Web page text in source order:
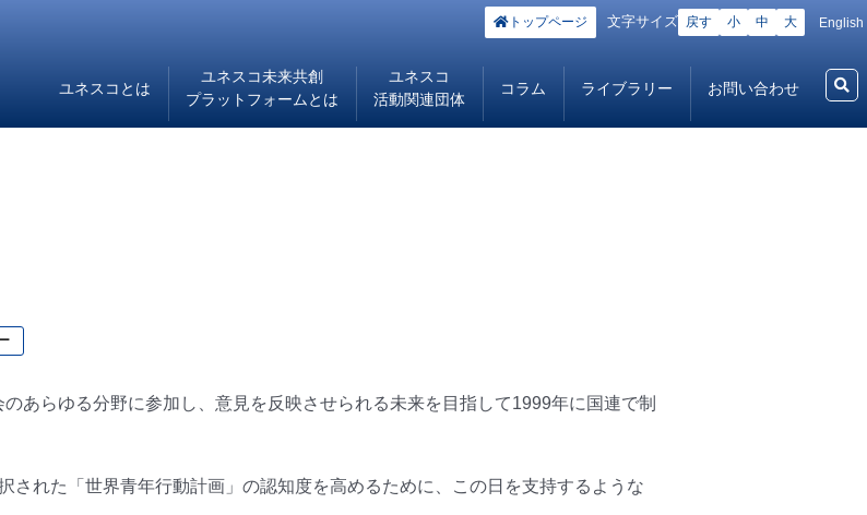
トップページ 文字サイズ 戻す 小 中 大 English
ユネスコとは
ユネスコ未来共創
プラットフォームとは
ユネスコ
活動関連団体
コラム ライブラリー お問い合わせ
あらゆる分野に参加し、意見を反映させられる未来を目指して1999年に国連で制
された「世界青年行動計画」の認知度を高めるために、この日を支持するような